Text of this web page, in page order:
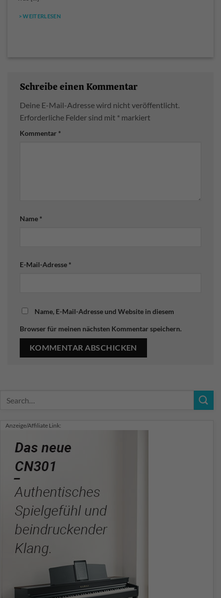
> WEITERLESEN
Schreibe einen Kommentar
Deine E-Mail-Adresse wird nicht veröffentlicht.
Erforderliche Felder sind mit * markiert
Kommentar *
Name *
E-Mail-Adresse *
Name, E-Mail-Adresse und Website in diesem
Browser für meinen nächsten Kommentar speichern.
Anzeige/Affiliate Link: